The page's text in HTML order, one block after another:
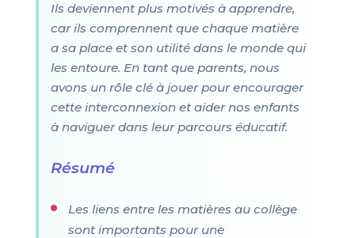
Ils deviennent plus motivés à apprendre,
car ils comprennent que chaque matière
a sa place et son utilité dans le monde qui
les entoure. En tant que parents, nous
avons un rôle clé à jouer pour encourager
cette interconnexion et aider nos enfants
à naviguer dans leur parcours éducatif.
Résumé
Les liens entre les matières au collège
sont importants pour une